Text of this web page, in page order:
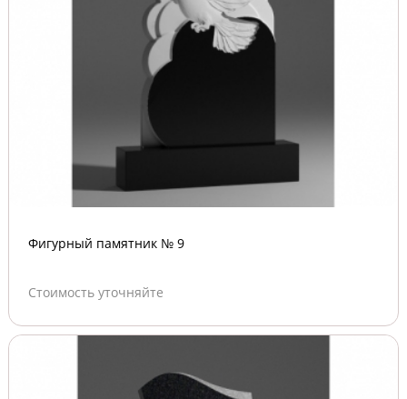
Фигурный памятник № 9
Стоимость уточняйте